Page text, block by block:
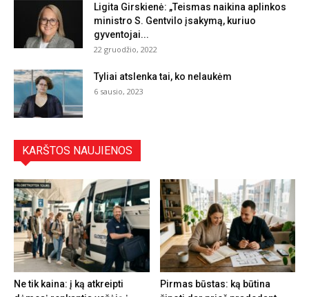
Ligita Girskienė: „Teismas naikina aplinkos
ministro S. Gentvilo įsakymą, kuriuo
gyventojai...
22 gruodžio, 2022
Tyliai atslenka tai, ko nelaukėm
6 sausio, 2023
KARŠTOS NAUJIENOS
Ne tik kaina: į ką atkreipti
Pirmas būstas: ką būtina